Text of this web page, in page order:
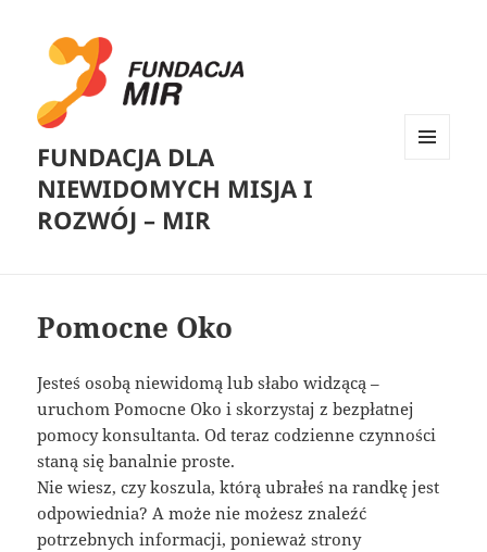
FUNDACJA DLA
NIEWIDOMYCH MISJA I
ROZWÓJ – MIR
Pomocne Oko
Jesteś osobą niewidomą lub słabo widzącą –
uruchom Pomocne Oko i skorzystaj z bezpłatnej
pomocy konsultanta. Od teraz codzienne czynności
staną się banalnie proste.
Nie wiesz, czy koszula, którą ubrałeś na randkę jest
odpowiednia? A może nie możesz znaleźć
potrzebnych informacji, ponieważ strony